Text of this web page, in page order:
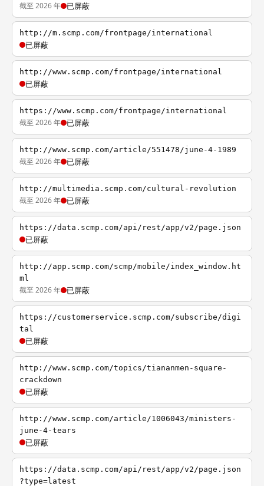
截至 2026 年 已屏蔽
http://m.scmp.com/frontpage/international
已屏蔽
http://www.scmp.com/frontpage/international
已屏蔽
https://www.scmp.com/frontpage/international
截至 2026 年 已屏蔽
http://www.scmp.com/article/551478/june-4-1989
截至 2026 年 已屏蔽
http://multimedia.scmp.com/cultural-revolution
截至 2026 年 已屏蔽
https://data.scmp.com/api/rest/app/v2/page.json
已屏蔽
http://app.scmp.com/scmp/mobile/index_window.ht
ml
截至 2026 年 已屏蔽
https://customerservice.scmp.com/subscribe/digi
tal
已屏蔽
http://www.scmp.com/topics/tiananmen-square-
crackdown
已屏蔽
http://www.scmp.com/article/1006043/ministers-
june-4-tears
已屏蔽
https://data.scmp.com/api/rest/app/v2/page.json
?type=latest